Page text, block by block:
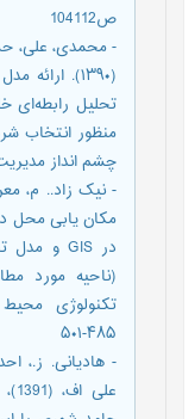
ص104112
- محمدی، علی،
(۱۳۹۰). ارائه
تحلیل رابطه‌ای
منظور انتخاب
چشم انداز مدیریت
مکان یابی محل
(ناحیه مورد
۴۸۵-۵۰۱
- هادیانی. ز.،